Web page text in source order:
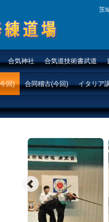
練道場|
の合気
茨
合気神社 合気道技術書武道
回) 合同稽古(今回) イタリア